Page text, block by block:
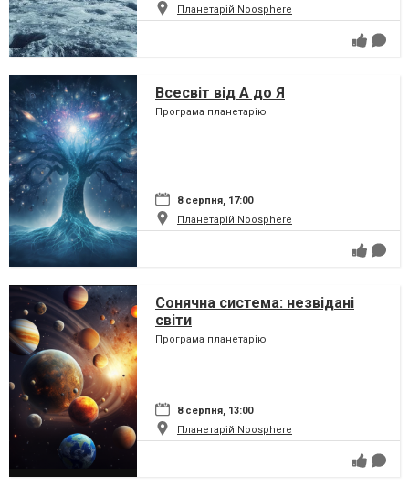
Планетарій Noosphere
Всесвіт від А до Я
Програма планетарію
8 серпня, 17:00
Планетарій Noosphere
Сонячна система: незвідані
світи
Програма планетарію
8 серпня, 13:00
Планетарій Noosphere